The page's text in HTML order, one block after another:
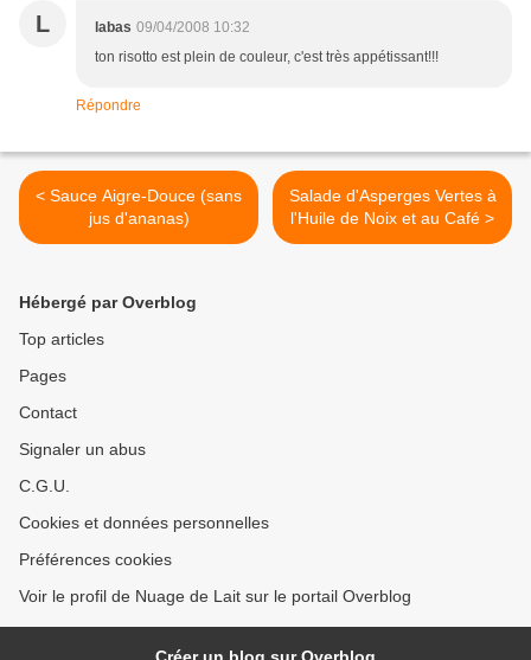
L labas 09/04/2008 10:32
ton risotto est plein de couleur, c'est très appétissant!!!
Répondre
< Sauce Aigre-Douce (sans
jus d'ananas)
Salade d'Asperges Vertes à
l'Huile de Noix et au Café >
Hébergé par Overblog
Top articles
Pages
Contact
Signaler un abus
C.G.U.
Cookies et données personnelles
Préférences cookies
Voir le profil de Nuage de Lait sur le portail Overblog